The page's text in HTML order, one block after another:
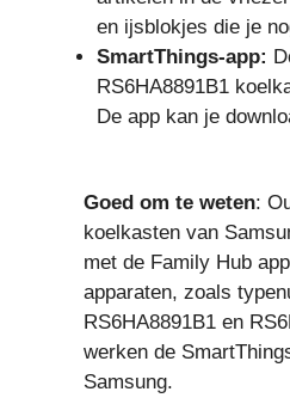
en ijsblokjes die je
SmartThings-app:
RS6HA8891B1
De app kan je
Goed om te weten:
koelkasten van
met de Family Hub
apparaten, zoals
RS6HA8891B1 en
werken de
Samsung.